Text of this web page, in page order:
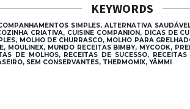
KEYWORDS
SIMPLES, ALTERNATIVA
CRIATIVA, CUISINE COMPANION, DICAS DE
MOLHO DE CHURRASCO, MOLHO PARA
MOULINEX, MUNDO RECEITAS BIMBY, MYCOOK,
DE MOLHOS, RECEITAS DE SUCESSO,
SEM CONSERVANTES, THERMOMIX, YÄMMI